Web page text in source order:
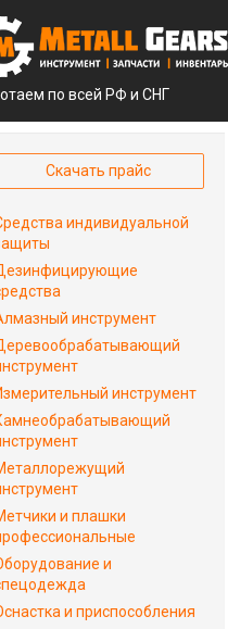
по всей РФ и СНГ
Скачать прайс
индивидуальной
инструмент
инструмент
и плашки
и
и приспособления